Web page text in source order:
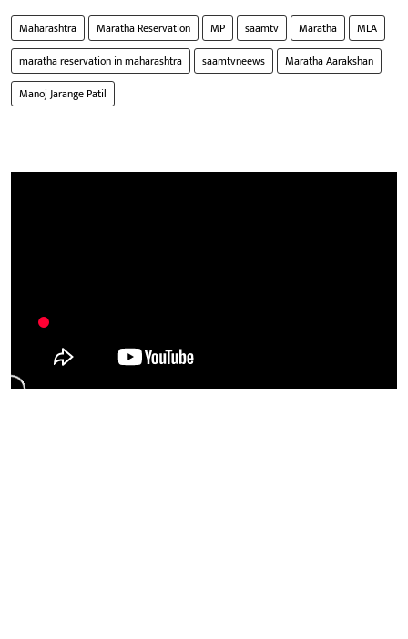
Maharashtra Maratha Reservation MP saamtv Maratha
MLA
maratha reservation in maharashtra
saamtvneews
Maratha Aarakshan
Manoj Jarange Patil